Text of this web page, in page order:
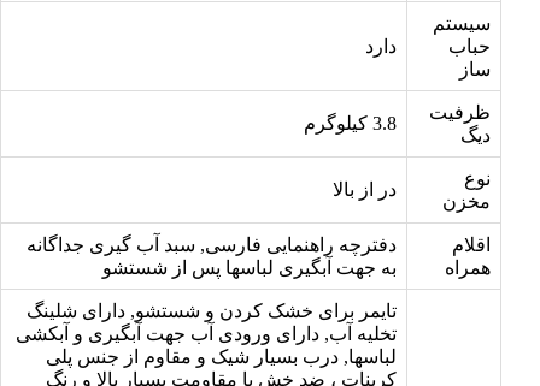
سیستم
حباب
ساز
دارد
ظرفیت
دیگ
3.8 کیلوگرم
نوع
مخزن
در از بالا
اقلام
همراه
دفترچه راهنمایی فارسی, سبد آب گیری جداگانه
به جهت آبگیری لباسها پس از شستشو
تایمر برای خشک کردن و شستشو, دارای شلینگ
تخلیه آب, دارای ورودی آب جهت آبگیری و آبکشی
لباسها, درب بسیار شیک و مقاوم از جنس پلی
کربنات ، ضد خش با مقاومت بسیار بالا و رنگ